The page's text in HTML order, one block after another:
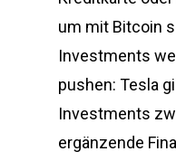
um mit Bitcoin
Investments
pushen: Tesla
Investments
ergänzende